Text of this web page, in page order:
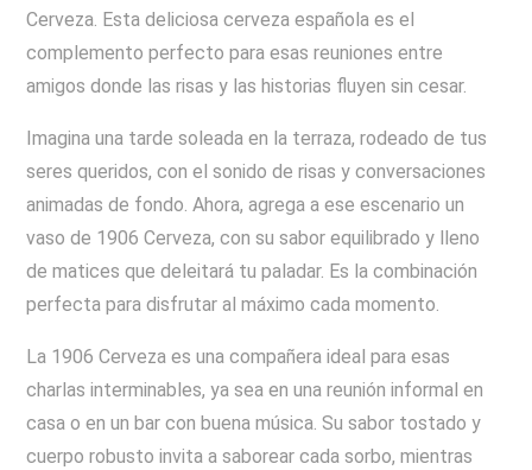
Cerveza. Esta deliciosa cerveza española es el
complemento perfecto para esas reuniones entre
amigos donde las risas y las historias fluyen sin cesar.
Imagina una tarde soleada en la terraza, rodeado de tus
seres queridos, con el sonido de risas y conversaciones
animadas de fondo. Ahora, agrega a ese escenario un
vaso de 1906 Cerveza, con su sabor equilibrado y lleno
de matices que deleitará tu paladar. Es la combinación
perfecta para disfrutar al máximo cada momento.
La 1906 Cerveza es una compañera ideal para esas
charlas interminables, ya sea en una reunión informal en
casa o en un bar con buena música. Su sabor tostado y
cuerpo robusto invita a saborear cada sorbo, mientras